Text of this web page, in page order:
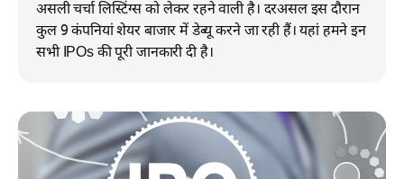
असली चर्चा लिस्टिंग्स को लेकर रहने वाली है। दरअसल इस दौरान
कुल 9 कंपनियां शेयर बाजार में डेब्यू करने जा रही हैं। यहां हमने इन
सभी IPOs की पूरी जानकारी दी है।